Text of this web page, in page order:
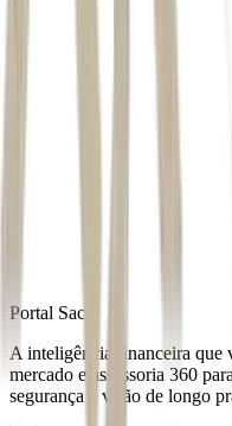
Portal Sacre
A inteligência financeira que
mercado e assessoria 360
segurança e visão de longo